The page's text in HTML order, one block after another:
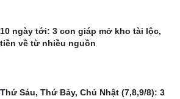
10 ngày tới: 3 con giáp mở kho tài lộc,
tiền về từ nhiều nguồn
Thứ Sáu, Thứ Bảy, Chủ Nhật (7,8,9/8): 3